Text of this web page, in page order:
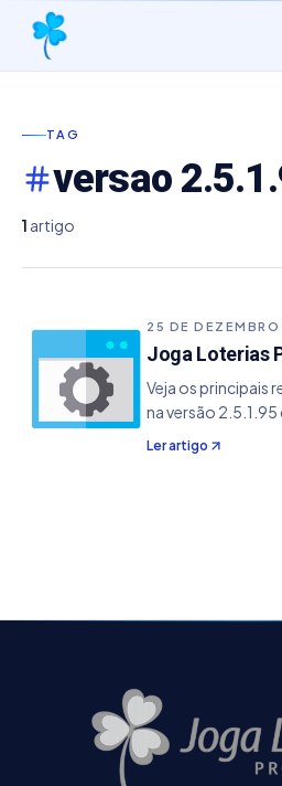
TAG
versao
1 artigo
25 DE
Joga Loterias
Veja os principais
na versão
Profissional. -
Bolão para Mega
Ler artigo